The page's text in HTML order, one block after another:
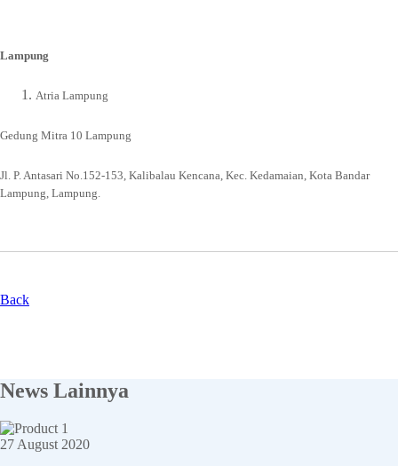
Lampung
Atria Lampung
Gedung Mitra 10 Lampung
Jl. P. Antasari No.152-153, Kalibalau Kencana, Kec. Kedamaian, Kota Bandar
Lampung, Lampung.
Back
News Lainnya
27 August 2020